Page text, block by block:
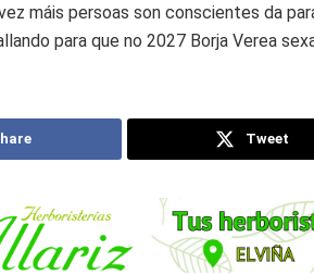
máis persoas son conscientes da
para que no 2027 Borja Verea
Tweet